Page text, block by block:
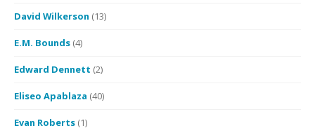
David Wilkerson (13)
E.M. Bounds (4)
Edward Dennett (2)
Eliseo Apablaza (40)
Evan Roberts (1)